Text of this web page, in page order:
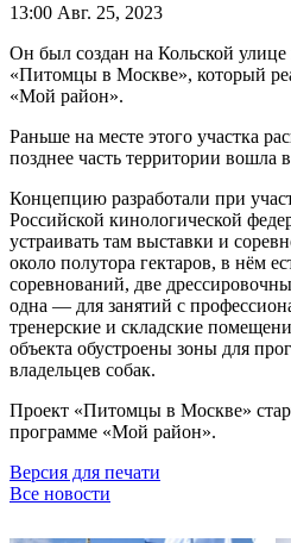
13:00 Авг. 25, 2023
Он был создан на Кольской улице
«Питомцы в Москве», который
«Мой район».
Раньше на месте этого участка
позднее часть территории вошла
Концепцию разработали при
Российской кинологической
устраивать там выставки и
около полутора гектаров, в нём
соревнований, две
одна — для занятий с
тренерские и складские
объекта обустроены зоны для
владельцев собак.
Проект «Питомцы в Москве»
программе «Мой район».
Версия для печати
Все новости